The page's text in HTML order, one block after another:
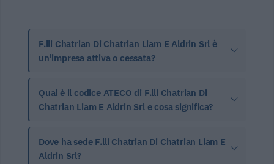
F.lli Chatrian Di Chatrian Liam E Aldrin Srl è
un'impresa attiva o cessata?
Qual è il codice ATECO di F.lli Chatrian Di
Chatrian Liam E Aldrin Srl e cosa significa?
Dove ha sede F.lli Chatrian Di Chatrian Liam E
Aldrin Srl?